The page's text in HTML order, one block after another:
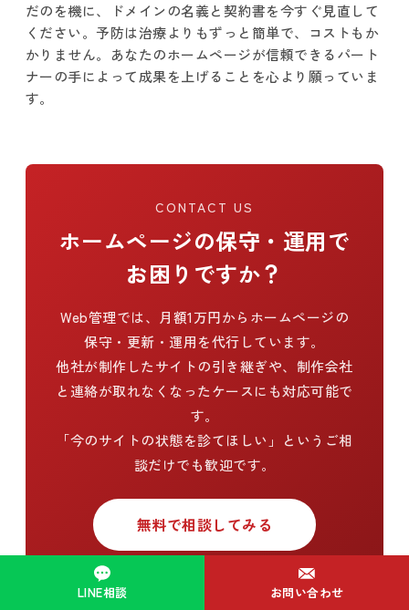
だのを機に、ドメインの名義と契約書を今すぐ見直して
ください。予防は治療よりもずっと簡単で、コストもか
かりません。あなたのホームページが信頼できるパート
ナーの手によって成果を上げることを心より願っていま
す。
CONTACT US
ホームページの保守・運用で
お困りですか？
Web管理では、月額1万円からホームページの
保守・更新・運用を代行しています。
他社が制作したサイトの引き継ぎや、制作会社
と連絡が取れなくなったケースにも対応可能で
す。
「今のサイトの状態を診てほしい」というご相
談だけでも歓迎です。
無料で相談してみる
LINE相談 お問い合わせ